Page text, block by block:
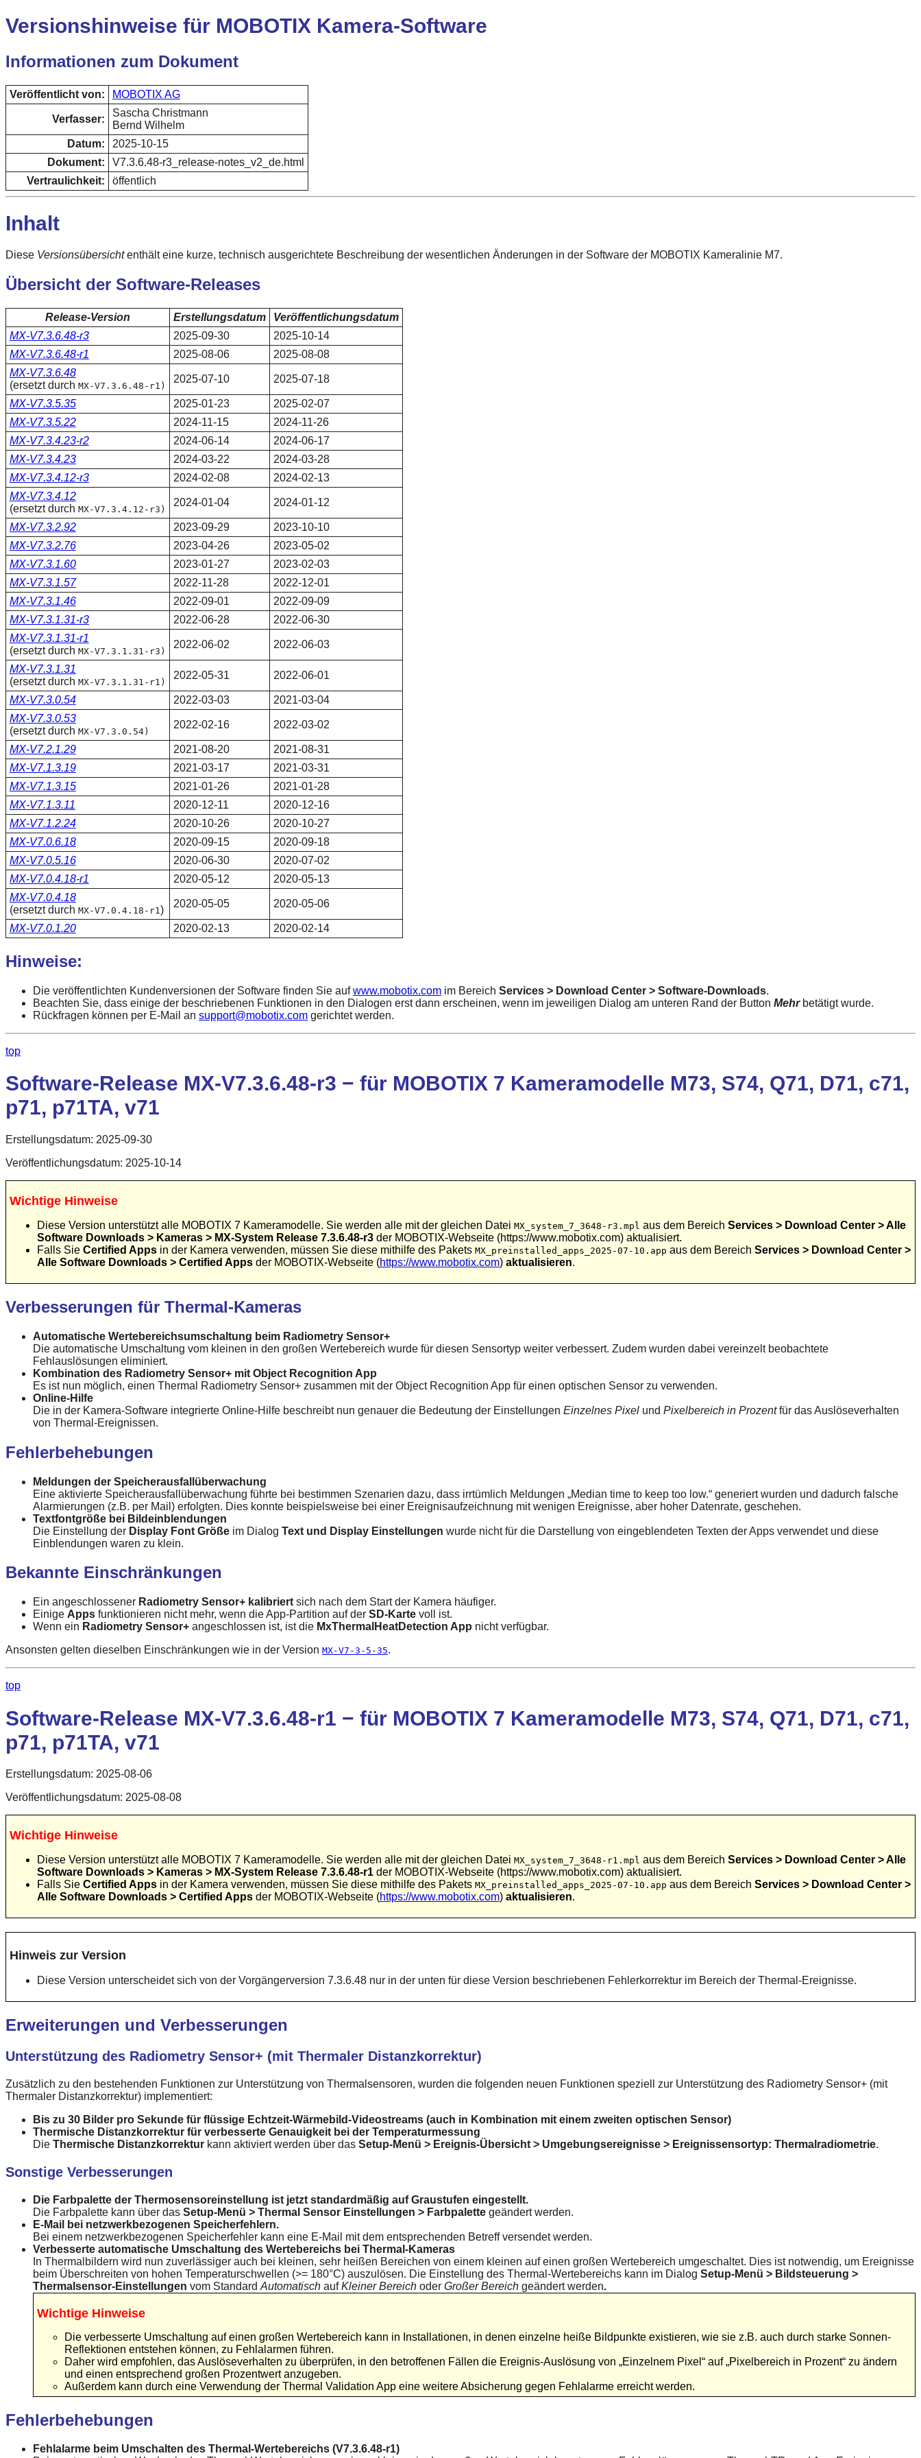
Versionshinweise für MOBOTIX Kamera-Software
Informationen zum Dokument
Veröffentlicht von: MOBOTIX AG
Verfasser:
Sascha Christmann
Bernd Wilhelm
Datum:
2025-10-15
Dokument:
V7.3.6.48-r3_release-notes_v2_de.html
Vertraulichkeit:
öffentlich
Inhalt
Diese Versionsübersichtenthält eine kurze, technisch ausgerichtete Beschreibung der wesentlichen Änderungen in der Software der MOBOTIX Kameralinie M7.
Übersicht der Software-Releases
Release-Version Erstellungsdatum
Veröffentlichungsdatum
MX-V7.3.6.48-r3
2025-09-30
2025-10-14
MX-V7.3.6.48-r1
2025-08-06
2025-08-08
MX-V7.3.6.48
(ersetzt durch MX-V7.3.6.48-r1)
2025-07-10 2025-07-18
MX-V7.3.5.35 2025-01-23
2025-02-07
MX-V7.3.5.22
2024-11-15
2024-11-26
MX-V7.3.4.23-r2
2024-06-14
2024-06-17
MX-V7.3.4.23
2024-03-22
2024-03-28
MX-V7.3.4.12-r3
2024-02-08
2024-02-13
MX-V7.3.4.12
(ersetzt durch MX-V7.3.4.12-r3)
2024-01-04 2024-01-12
MX-V7.3.2.92 2023-09-29
2023-10-10
MX-V7.3.2.76
2023-04-26
2023-05-02
MX-V7.3.1.60
2023-01-27
2023-02-03
MX-V7.3.1.57
2022-11-28
2022-12-01
MX-V7.3.1.46
2022-09-01
2022-09-09
MX-V7.3.1.31-r3
2022-06-28
2022-06-30
MX-V7.3.1.31-r1
(ersetzt durch MX-V7.3.1.31-r3)
2022-06-02 2022-06-03
MX-V7.3.1.31
(ersetzt durch MX-V7.3.1.31-r1)
2022-05-31 2022-06-01
MX-V7.3.0.54 2022-03-03
2021-03-04
MX-V7.3.0.53
(ersetzt durch MX-V7.3.0.54)
2022-02-16 2022-03-02
MX-V7.2.1.29 2021-08-20
2021-08-31
MX-V7.1.3.19
2021-03-17
2021-03-31
MX-V7.1.3.15
2021-01-26
2021-01-28
MX-V7.1.3.11
2020-12-11
2020-12-16
MX-V7.1.2.24
2020-10-26
2020-10-27
MX-V7.0.6.18
2020-09-15
2020-09-18
MX-V7.0.5.16
2020-06-30
2020-07-02
MX-V7.0.4.18-r1
2020-05-12
2020-05-13
MX-V7.0.4.18
(ersetzt durch MX-V7.0.4.18-r1)
2020-05-05 2020-05-06
MX-V7.0.1.20 2020-02-13 2020-02-14
Hinweise:
Die veröffentlichten Kundenversionen der Software finden Sie aufwww.mobotix.com im Bereich Services > Download Center > Software-Downloads.
Beachten Sie, dass einige der beschriebenen Funktionen in den Dialogen erst dann erscheinen, wenn im jeweiligen Dialog am unteren Rand der Button Mehrbetätigt wurde.
Rückfragen können per E-Mail an support@mobotix.com gerichtet werden.
top
Software-Release MX-V7.3.6.48-r3 − für MOBOTIX 7 Kameramodelle M73, S74, Q71, D71, c71,
p71, p71TA, v71
Erstellungsdatum: 2025-09-30
Veröffentlichungsdatum: 2025-10-14
Wichtige Hinweise
Diese Version unterstützt alle MOBOTIX 7 Kameramodelle. Sie werden alle mit der gleichen Datei MX_system_7_3648-r3.mpl aus dem Bereich Services > Download Center > Alle
Software Downloads > Kameras > MX-System Release 7.3.6.48-r3 der MOBOTIX-Webseite (https://www.mobotix.com) aktualisiert.
Falls Sie Certified Appsin der Kamera verwenden, müssen Sie diese mithilfe des Pakets MX_preinstalled_apps_2025-07-10.app aus dem Bereich Services > Download Center >
Alle Software Downloads > Certified Appsder MOBOTIX-Webseite (https://www.mobotix.com) aktualisieren.
Verbesserungen für Thermal-Kameras
Automatische Wertebereichsumschaltung beim Radiometry Sensor+
Die automatische Umschaltung vom kleinen in den großen Wertebereich wurde für diesen Sensortyp weiter verbessert. Zudem wurden dabei vereinzelt beobachtete
Fehlauslösungen eliminiert.
Kombination des Radiometry Sensor+ mit Object Recognition App
Es ist nun möglich, einen Thermal Radiometry Sensor+ zusammen mit der Object Recognition App für einen optischen Sensor zu verwenden.
Online-Hilfe
Die in der Kamera-Software integrierte Online-Hilfe beschreibt nun genauer die Bedeutung der Einstellungen Einzelnes Pixel und Pixelbereich in Prozentfür das Auslöseverhalten
von Thermal-Ereignissen.
Fehlerbehebungen
Meldungen der Speicherausfallüberwachung
Eine aktivierte Speicherausfallüberwachung führte bei bestimmen Szenarien dazu, dass irrtümlich Meldungen „Median time to keep too low.“ generiert wurden und dadurch falsche
Alarmierungen (z.B. per Mail) erfolgten. Dies konnte beispielsweise bei einer Ereignisaufzeichnung mit wenigen Ereignisse, aber hoher Datenrate, geschehen.
Textfontgröße bei Bildeinblendungen
Die Einstellung der Display Font Größe im Dialog Text und Display Einstellungen wurde nicht für die Darstellung von eingeblendeten Texten der Apps verwendet und diese
Einblendungen waren zu klein.
Bekannte Einschränkungen
Ein angeschlossener Radiometry Sensor+ kalibriert sich nach dem Start der Kamera häufiger.
Einige Apps funktionieren nicht mehr, wenn die App-Partition auf der SD-Karte voll ist.
Wenn ein Radiometry Sensor+ angeschlossen ist, ist die MxThermalHeatDetection App nicht verfügbar.
Ansonsten gelten dieselben Einschränkungen wie in der Version MX-V7-3-5-35.
top
Software-Release MX-V7.3.6.48-r1 − für MOBOTIX 7 Kameramodelle M73, S74, Q71, D71, c71,
p71, p71TA, v71
Erstellungsdatum: 2025-08-06
Veröffentlichungsdatum: 2025-08-08
Wichtige Hinweise
Diese Version unterstützt alle MOBOTIX 7 Kameramodelle. Sie werden alle mit der gleichen Datei MX_system_7_3648-r1.mpl aus dem Bereich Services > Download Center > Alle
Software Downloads > Kameras > MX-System Release 7.3.6.48-r1 der MOBOTIX-Webseite (https://www.mobotix.com) aktualisiert.
Falls Sie Certified Appsin der Kamera verwenden, müssen Sie diese mithilfe des Pakets MX_preinstalled_apps_2025-07-10.app aus dem Bereich Services > Download Center >
Alle Software Downloads > Certified Appsder MOBOTIX-Webseite (https://www.mobotix.com) aktualisieren.
Hinweis zur Version
Diese Version unterscheidet sich von der Vorgängerversion 7.3.6.48 nur in der unten für diese Version beschriebenen Fehlerkorrektur im Bereich der Thermal-Ereignisse.
Erweiterungen und Verbesserungen
Unterstützung des Radiometry Sensor+ (mit Thermaler Distanzkorrektur)
Zusätzlich zu den bestehenden Funktionen zur Unterstützung von Thermalsensoren, wurden die folgenden neuen Funktionen speziell zur Unterstützung des Radiometry Sensor+ (mit
Thermaler Distanzkorrektur) implementiert:
Bis zu 30 Bilder pro Sekunde für flüssige Echtzeit-Wärmebild-Videostreams (auch in Kombination mit einem zweiten optischen Sensor)
Thermische Distanzkorrektur für verbesserte Genauigkeit bei der Temperaturmessung
Die Thermische Distanzkorrektur kann aktiviert werden über das Setup-Menü > Ereignis-Übersicht > Umgebungsereignisse > Ereignissensortyp: Thermalradiometrie.
Sonstige Verbesserungen
Die Farbpalette der Thermosensoreinstellung ist jetzt standardmäßig auf Graustufen eingestellt.
Die Farbpalette kann über das Setup-Menü > Thermal Sensor Einstellungen > Farbpalette geändert werden.
E-Mail bei netzwerkbezogenen Speicherfehlern.
Bei einem netzwerkbezogenen Speicherfehler kann eine E-Mail mit dem entsprechenden Betreff versendet werden.
Verbesserte automatische Umschaltung des Wertebereichs bei Thermal-Kameras
In Thermalbildern wird nun zuverlässiger auch bei kleinen, sehr heißen Bereichen von einem kleinen auf einen großen Wertebereich umgeschaltet. Dies ist notwendig, um Ereignisse
beim Überschreiten von hohen Temperaturschwellen (>= 180°C) auszulösen. Die Einstellung des Thermal-Wertebereichs kann im Dialog Setup-Menü > Bildsteuerung >
Thermalsensor-Einstellungen vom Standard Automatisch aufKleiner Bereich oder Großer Bereich geändert werden.
Wichtige Hinweise
Die verbesserte Umschaltung auf einen großen Wertebereich kann in Installationen, in denen einzelne heiße Bildpunkte existieren, wie sie z.B. auch durch starke Sonnen-
Reflektionen entstehen können, zu Fehlalarmen führen.
Daher wird empfohlen, das Auslöseverhalten zu überprüfen, in den betroffenen Fällen die Ereignis-Auslösung von „Einzelnem Pixel“ auf „Pixelbereich in Prozent“ zu ändern
und einen entsprechend großen Prozentwert anzugeben.
Außerdem kann durch eine Verwendung der Thermal Validation App eine weitere Absicherung gegen Fehlalarme erreicht werden.
Fehlerbehebungen
Fehlalarme beim Umschalten des Thermal-Wertebereichs (V7.3.6.48-r1)